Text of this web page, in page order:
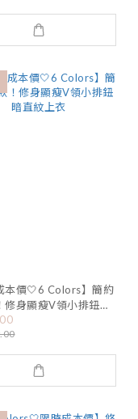
本價🤍6 Colors】簡約
修身顯瘦V領小排鈕暗